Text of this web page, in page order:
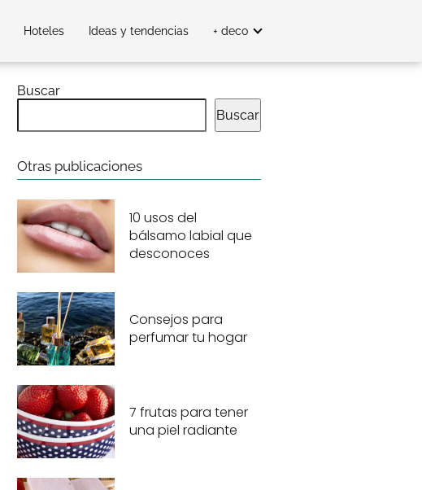
Hoteles Ideas y tendencias + deco
Buscar
Buscar
Otras publicaciones
10 usos del
bálsamo labial que
desconoces
Consejos para
perfumar tu hogar
7 frutas para tener
una piel radiante